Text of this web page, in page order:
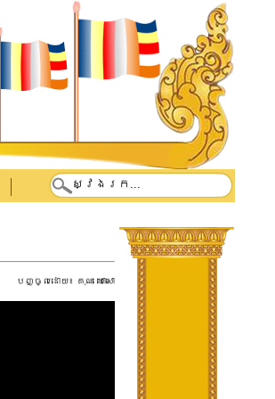
បញ្ចូលដោយ៖ គុណ ឃោសោ